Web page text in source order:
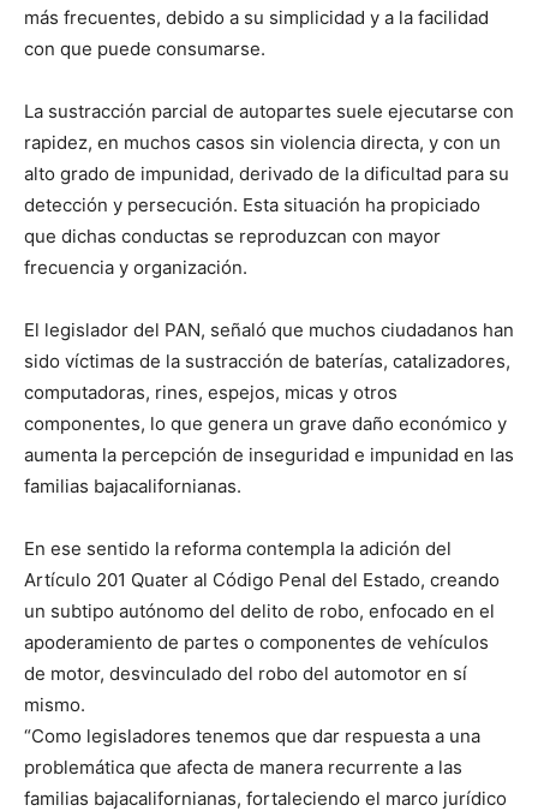
más frecuentes, debido a su simplicidad y a la facilidad
con que puede consumarse.
La sustracción parcial de autopartes suele ejecutarse con
rapidez, en muchos casos sin violencia directa, y con un
alto grado de impunidad, derivado de la dificultad para su
detección y persecución. Esta situación ha propiciado
que dichas conductas se reproduzcan con mayor
frecuencia y organización.
El legislador del PAN, señaló que muchos ciudadanos han
sido víctimas de la sustracción de baterías, catalizadores,
computadoras, rines, espejos, micas y otros
componentes, lo que genera un grave daño económico y
aumenta la percepción de inseguridad e impunidad en las
familias bajacalifornianas.
En ese sentido la reforma contempla la adición del
Artículo 201 Quater al Código Penal del Estado, creando
un subtipo autónomo del delito de robo, enfocado en el
apoderamiento de partes o componentes de vehículos
de motor, desvinculado del robo del automotor en sí
mismo.
“Como legisladores tenemos que dar respuesta a una
problemática que afecta de manera recurrente a las
familias bajacalifornianas, fortaleciendo el marco jurídico